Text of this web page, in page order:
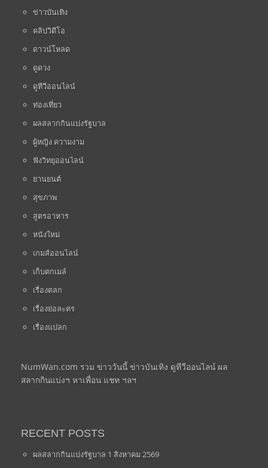
ข่าวบันเทิง
คลิปวิดีโอ
ดาวน์โหลด
ดูดวง
ดูทีวีออนไลน์
ท่องเที่ยว
ผลสลากกินแบ่งรัฐบาล
ผู้หญิง ความงาม
ฟังวิทยุออนไลน์
ยานยนต์
สุขภาพ
สูตรอาหาร
หนังใหม่
เกมส์ออนไลน์
เก็บตกเมล์
เรื่องตลก
เรื่องย่อละคร
เรื่องแปลก
NumWan.com รวม ข่าววันนี้ ข่าวบันเทิง ดูทีวีออนไลน์ ผล
สลากกินแบ่งฯ หาเพื่อน แชท ฯลฯ
RECENT POSTS
ผลสลากกินแบ่งรัฐบาล 1 สิงหาคม 2569